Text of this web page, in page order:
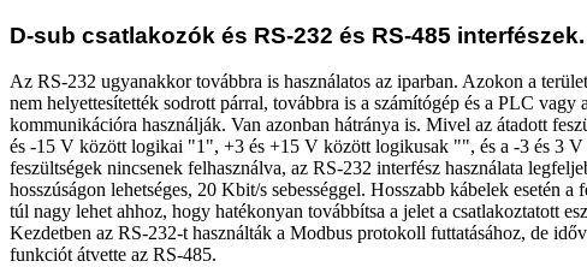
D-sub csatlakozók és RS-232 és RS-485 interfészek.
Az RS-232 ugyanakkor továbbra is használatos az iparban. Azokon a
nem helyettesítették sodrott párral, továbbra is a számítógép és a PLC
kommunikációra használják. Van azonban hátránya is. Mivel az átadott
és -15 V között logikai "1", +3 és +15 V között logikusak "", és a -3 és 3 V
feszültségek nincsenek felhasználva, az RS-232 interfész használata
hosszúságon lehetséges, 20 Kbit/s sebességgel. Hosszabb kábelek esetén a
túl nagy lehet ahhoz, hogy hatékonyan továbbítsa a jelet a csatlakoztatott
Kezdetben az RS-232-t használták a Modbus protokoll futtatásához, de
funkciót átvette az RS-485.